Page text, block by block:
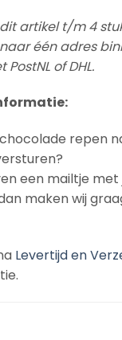
artikel t/m 4
één adres
of DHL.
repen
een mailtje met
maken wij
Levertijd en